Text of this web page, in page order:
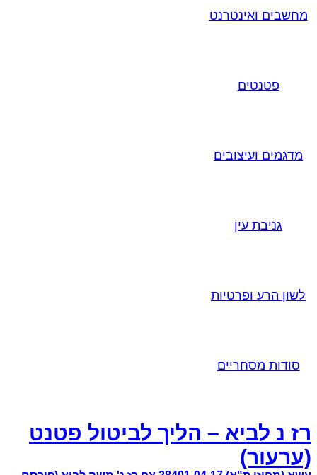
מחשבים ואינטרנט
פטנטים
מדגמים ועיצובים
גניבת עין
לשון הרע ופרטיות
סודות מסחריים
רז נ לביא – הליך לביטול פטנט
(ערעור)